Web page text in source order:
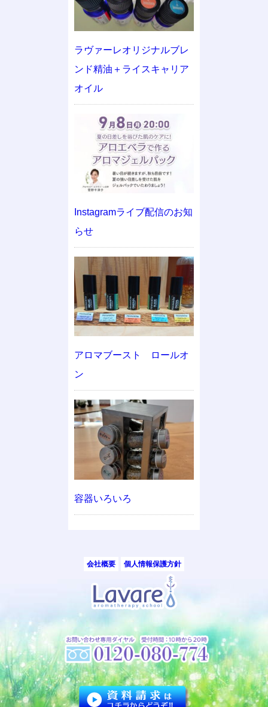
ラヴァーレオリジナルブレ
ンド精油＋ライスキャリア
オイル
Instagramライブ配信のお知
らせ
アロマブースト ロールオ
ン
容器いろいろ
会社概要 個人情報保護方針